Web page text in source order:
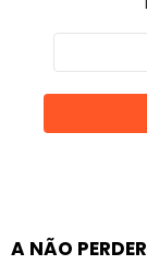
Endereço
email
A NÃO PERDER